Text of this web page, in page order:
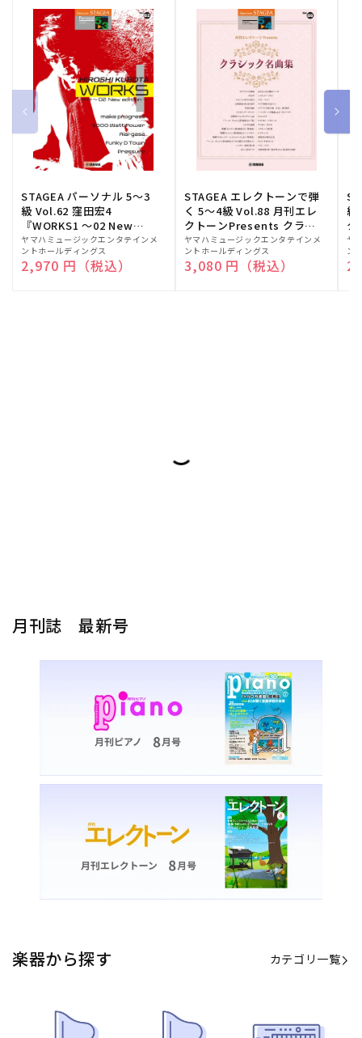
STAGEA パーソナル 5～3
級 Vol.62 窪田宏4
『WORKS1 ～02 New
edition～』
販
売
元:
ヤマハミュージックエンタテインメ
ントホールディングス
通常価格
2,970 円（税込）
STAGEA エレクトーンで弾
く 5～4級 Vol.88 月刊エレ
クトーンPresents クラシ
ック名曲集
販
売
元:
ヤマハミュージックエンタテインメ
ントホールディングス
通常価格
3,080 円（税込）
級
ク
販
売
元:
ヤ
ン
月刊誌 最新号
楽器から探す カテゴリ一覧